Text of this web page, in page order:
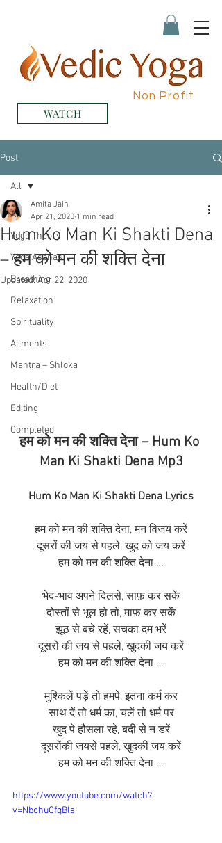
Non Profit
WATCH
Post
All
Yoga Theory
Yoga Asanas
Breathing
Relaxation
Spirituality
Ailments
Mantra – Shloka
Health/Diet
Editing
Completed
All
Hum Ko Man Ki Shakti Dena
– हम को मन की शक्ति देना
Amita Jain
Apr 21, 2020 1 min read
Updated:Apr 22, 2020
हम को मन की शक्ति देना – Hum Ko
Man Ki Shakti Dena Mp3
Hum Ko Man Ki Shakti Dena Lyrics
हम को मन की शक्ति देना, मन विजय करें
दूसरों की जय से पहले, खुद को जय करें
हम को मन की शक्ति देना …
भेद-भाव अपने दिलसे, साफ़ कर सकें
दोस्तों से भूल हो तो, माफ़ कर सकें
झूठ से बचे रहें, सचका दम भरें
दूसरों की जय से पहले, खुदकी जय करें
हम को मन की शक्ति देना …
मुश्किलें पड़ें तो हमपे, इतना कर्म कर
साथ दें तो धर्म का, चलें तो धर्म पर
खुद पे हौसला रहे, बदी से न डरें
दूसरोंकी जयसे पहले, खुदकी जय करें
हम को मन की शक्ति देना …
https://www.youtube.com/watch?
v=NbchuCfqBls